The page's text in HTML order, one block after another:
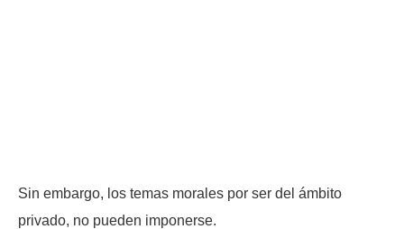
Sin embargo, los temas morales por ser del ámbito
privado, no pueden imponerse.